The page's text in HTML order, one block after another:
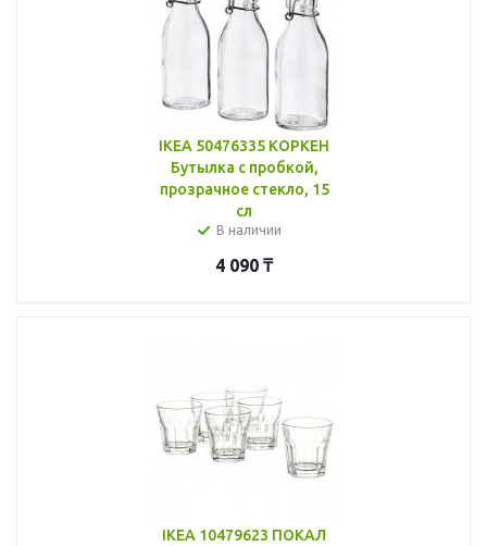
IKEA 50476335 КОРКЕН
Бутылка с пробкой,
прозрачное стекло, 15
сл
В наличии
4 090 ₸
IKEA 10479623 ПОКАЛ